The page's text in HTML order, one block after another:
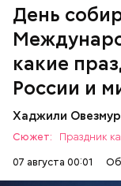
День
какие
России и
Хаджили
Сюжет:
Праздник
07 августа 00:01